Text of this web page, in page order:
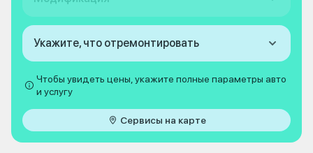
Укажите, что отремонтировать
Чтобы увидеть цены, укажите полные параметры авто
и услугу
Сервисы на карте